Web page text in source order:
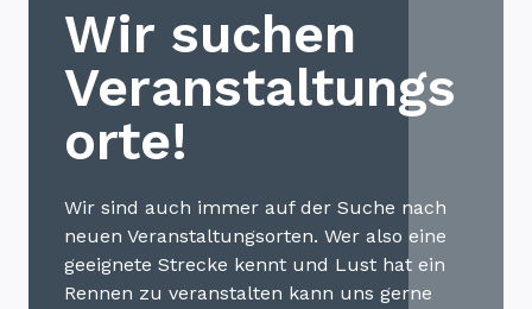
Wir suchen
Veranstaltungs
orte!
Wir sind auch immer auf der Suche nach
neuen Veranstaltungsorten. Wer also eine
geeignete Strecke kennt und Lust hat ein
Rennen zu veranstalten kann uns gerne